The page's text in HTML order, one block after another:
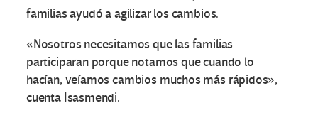
familias ayudó a agilizar los cambios.
«Nosotros necesitamos que las familias
participaran porque notamos que cuando lo
hacían, veíamos cambios muchos más rápidos»,
cuenta Isasmendi.